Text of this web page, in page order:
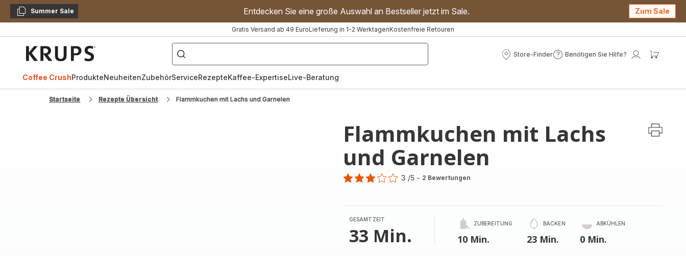
KopierenSummer Sale Entdecken Sie eine große Auswahl an Bestseller jetzt im Sale. Zum Sale
Gratis Versand ab 49 EuroLieferung in 1-2 WerktagenKostenfreie Retouren
["Kaffeevollautomat","Handmixer","Waffeleisen"]
Store-Finder
Store-
Benötigen Sie Hilfe?
Benötigen
Mein
Coffee CrushProdukteNeuheitenZubehörServiceRezepteKaffee-ExpertiseLive-Beratung
Startseite Rezepte Übersicht Flammkuchen mit Lachs und Garnelen
Flammkuchen mit Lachs
und Garnelen
3
Sternen
(Durchschnitt)
3 /5 - 2 Bewertungen
GESAMTZEIT
33 Min.
ZUBEREITUNG
10 Min.
BACKEN
23 Min.
ABKÜHLEN
0 Min.